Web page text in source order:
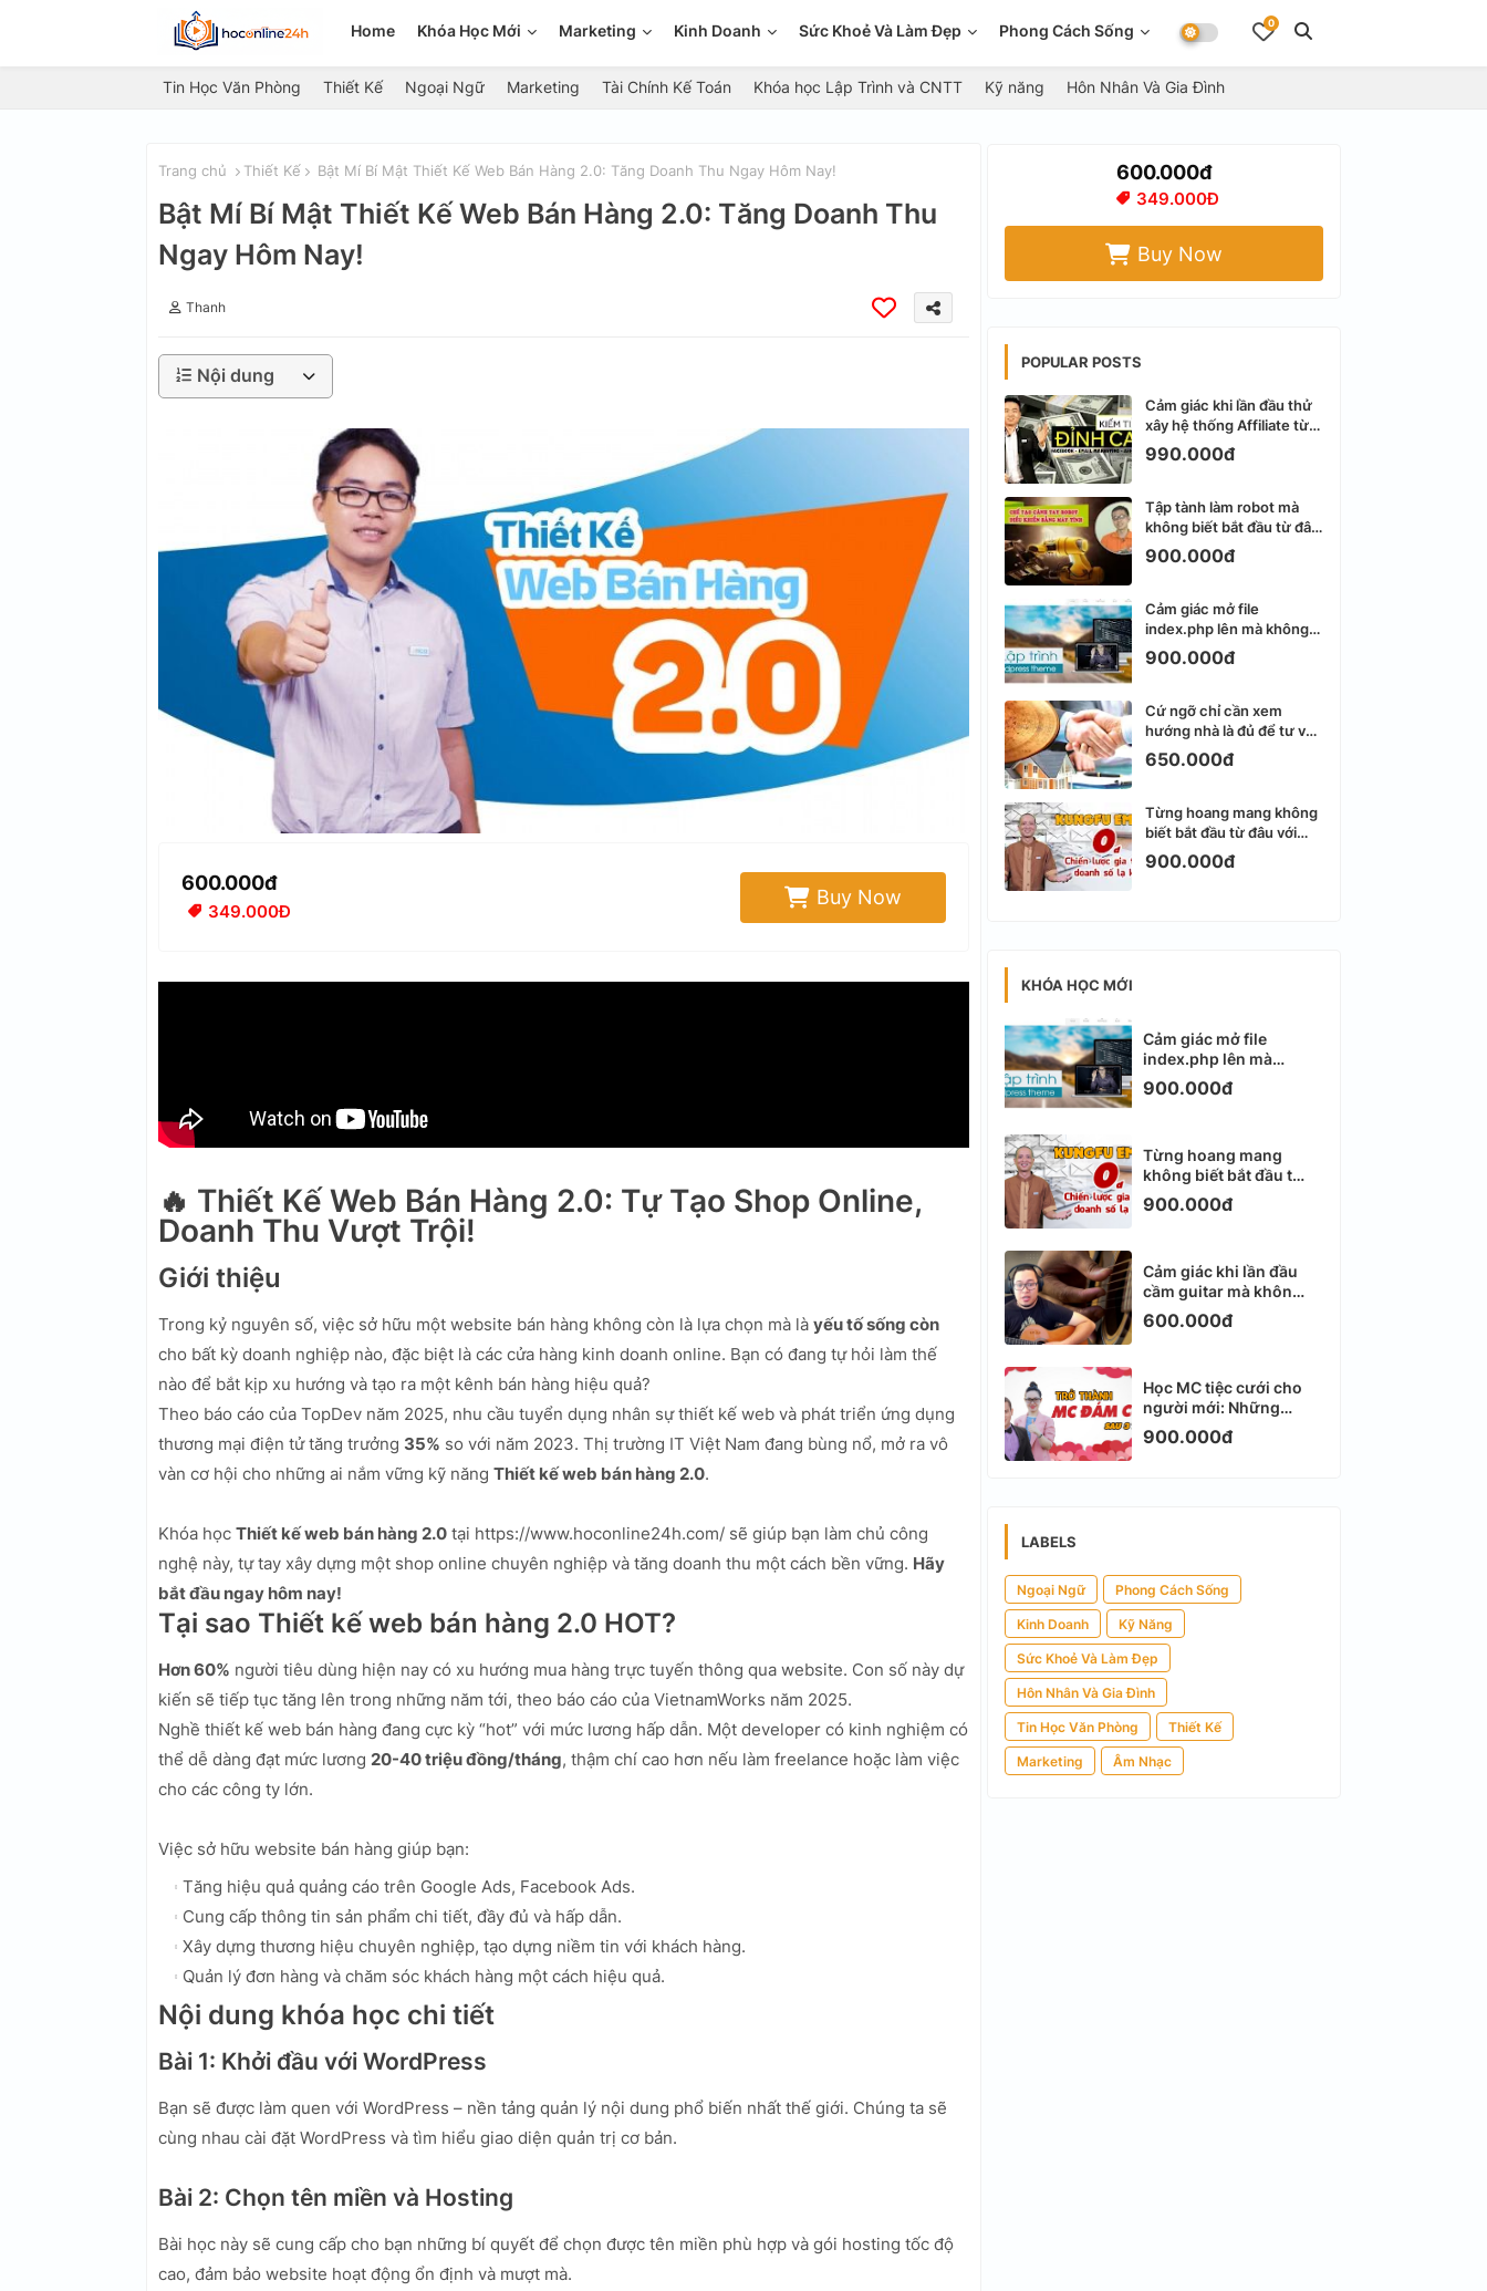
Home Khóa Học Mới Marketing Kinh Doanh Sức Khoẻ Và Làm Đẹp Phong Cách Sống 0
Tin Học Văn Phòng Thiết Kế Ngoại Ngữ Marketing Tài Chính Kế Toán Khóa học Lập Trình và CNTT Kỹ năng Hôn Nhân Và Gia Đình
Trang chủ Thiết Kế Bật Mí Bí Mật Thiết Kế Web Bán Hàng 2.0: Tăng Doanh Thu Ngay Hôm Nay!
Bật Mí Bí Mật Thiết Kế Web Bán Hàng 2.0: Tăng Doanh Thu
Ngay Hôm Nay!
Thanh
Nội dung
600.000đ
349.000Đ
Buy Now
🔥 Thiết Kế Web Bán Hàng 2.0: Tự Tạo Shop Online,
Doanh Thu Vượt Trội!
Giới thiệu
Trong kỷ nguyên số, việc sở hữu một website bán hàng không còn là lựa chọn mà là yếu tố sống còn
cho bất kỳ doanh nghiệp nào, đặc biệt là các cửa hàng kinh doanh online. Bạn có đang tự hỏi làm thế
nào để bắt kịp xu hướng và tạo ra một kênh bán hàng hiệu quả?
Theo báo cáo của TopDev năm 2025, nhu cầu tuyển dụng nhân sự thiết kế web và phát triển ứng dụng
thương mại điện tử tăng trưởng 35% so với năm 2023. Thị trường IT Việt Nam đang bùng nổ, mở ra vô
vàn cơ hội cho những ai nắm vững kỹ năng Thiết kế web bán hàng 2.0.
Khóa học Thiết kế web bán hàng 2.0 tại https://www.hoconline24h.com/ sẽ giúp bạn làm chủ công
nghệ này, tự tay xây dựng một shop online chuyên nghiệp và tăng doanh thu một cách bền vững. Hãy
bắt đầu ngay hôm nay!
Tại sao Thiết kế web bán hàng 2.0 HOT?
Hơn 60% người tiêu dùng hiện nay có xu hướng mua hàng trực tuyến thông qua website. Con số này dự
kiến sẽ tiếp tục tăng lên trong những năm tới, theo báo cáo của VietnamWorks năm 2025.
Nghề thiết kế web bán hàng đang cực kỳ “hot” với mức lương hấp dẫn. Một developer có kinh nghiệm có
thể dễ dàng đạt mức lương 20-40 triệu đồng/tháng, thậm chí cao hơn nếu làm freelance hoặc làm việc
cho các công ty lớn.
Việc sở hữu website bán hàng giúp bạn:
Tăng hiệu quả quảng cáo trên Google Ads, Facebook Ads.
Cung cấp thông tin sản phẩm chi tiết, đầy đủ và hấp dẫn.
Xây dựng thương hiệu chuyên nghiệp, tạo dựng niềm tin với khách hàng.
Quản lý đơn hàng và chăm sóc khách hàng một cách hiệu quả.
Nội dung khóa học chi tiết
Bài 1: Khởi đầu với WordPress
Bạn sẽ được làm quen với WordPress – nền tảng quản lý nội dung phổ biến nhất thế giới. Chúng ta sẽ
cùng nhau cài đặt WordPress và tìm hiểu giao diện quản trị cơ bản.
Bài 2: Chọn tên miền và Hosting
Bài học này sẽ cung cấp cho bạn những bí quyết để chọn được tên miền phù hợp và gói hosting tốc độ
cao, đảm bảo website hoạt động ổn định và mượt mà.
600.000đ
349.000Đ
Buy Now
POPULAR POSTS
Cảm giác khi lần đầu thử
xây hệ thống Affiliate từ
Facebook cá nhân
990.000đ
Tập tành làm robot mà
không biết bắt đầu từ đâu
thì dễ nản thật
900.000đ
Cảm giác mở file
index.php lên mà không
biết viết gì tiếp theo
900.000đ
Cứ ngỡ chỉ cần xem
hướng nhà là đủ để tư vấn
phong thủy bất động sản
650.000đ
Từng hoang mang không
biết bắt đầu từ đâu với
Email Marketing
900.000đ
KHÓA HỌC MỚI
Cảm giác mở file
index.php lên mà
không biết viết gì tiếp
theo
900.000đ
Từng hoang mang
không biết bắt đầu từ
đâu với Email
Marketing
900.000đ
Cảm giác khi lần đầu
cầm guitar mà không
biết bắt đầu từ đâu
600.000đ
Học MC tiệc cưới cho
người mới: Những
ngày đầu thực sự khá
ngợp
900.000đ
LABELS
Ngoại Ngữ Phong Cách Sống
Kinh Doanh Kỹ Năng
Sức Khoẻ Và Làm Đẹp
Hôn Nhân Và Gia Đình
Tin Học Văn Phòng Thiết Kế
Marketing Âm Nhạc